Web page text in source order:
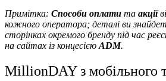
Примітка: Способи оплати та акції
кожного оператора; деталі ви
сторінках окремого бренду під час
на сайтах із концесією ADM.
MillionDAY з мобільного